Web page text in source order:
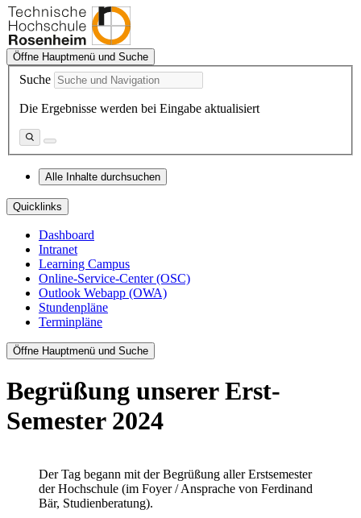
Öffne Hauptmenü und Suche
Suche
Die Ergebnisse werden bei Eingabe aktualisiert
Alle Inhalte durchsuchen
Quicklinks
Dashboard
Intranet
Learning Campus
Online-Service-Center (OSC)
Outlook Webapp (OWA)
Stundenpläne
Terminpläne
Öffne Hauptmenü und Suche
Begrüßung unserer Erst-
Semester 2024
Der Tag begann mit der Begrüßung aller Erstsemester
der Hochschule (im Foyer / Ansprache von Ferdinand
Bär, Studienberatung).